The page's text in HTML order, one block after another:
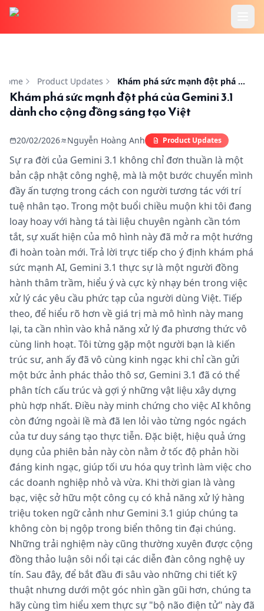
Tính Năng
Cookbook
Bảng Giá
Hướng Dẫn
Blog
Đăng Nhập
Home Product Updates Khám phá sức mạnh đột phá của Gemini 3.1 dành cho cộng đồng sáng tạo Việt
Khám phá sức mạnh đột phá của Gemini 3.1
dành cho cộng đồng sáng tạo Việt
20/02/2026 Nguyễn Hoàng Anh Product Updates
Sự ra đời của Gemini 3.1 không chỉ đơn thuần là một
bản cập nhật công nghệ, mà là một bước chuyển mình
đầy ấn tượng trong cách con người tương tác với trí
tuệ nhân tạo. Trong một buổi chiều muộn khi tôi đang
loay hoay với hàng tá tài liệu chuyên ngành cần tóm
tắt, sự xuất hiện của mô hình này đã mở ra một hướng
đi hoàn toàn mới. Trả lời trực tiếp cho ý định khám phá
sức mạnh AI, Gemini 3.1 thực sự là một người đồng
hành thâm trầm, hiểu ý và cực kỳ nhạy bén trong việc
xử lý các yêu cầu phức tạp của người dùng Việt. Tiếp
theo, để hiểu rõ hơn về giá trị mà mô hình này mang
lại, ta cần nhìn vào khả năng xử lý đa phương thức vô
cùng linh hoạt. Tôi từng gặp một người bạn là kiến
trúc sư, anh ấy đã vô cùng kinh ngạc khi chỉ cần gửi
một bức ảnh phác thảo thô sơ, Gemini 3.1 đã có thể
phân tích cấu trúc và gợi ý những vật liệu xây dựng
phù hợp nhất. Điều này minh chứng cho việc AI không
còn đứng ngoài lề mà đã len lỏi vào từng ngóc ngách
của tư duy sáng tạo thực tiễn. Đặc biệt, hiệu quả ứng
dụng của phiên bản này còn nằm ở tốc độ phản hồi
đáng kinh ngạc, giúp tối ưu hóa quy trình làm việc cho
các doanh nghiệp nhỏ và vừa. Khi thời gian là vàng
bạc, việc sở hữu một công cụ có khả năng xử lý hàng
triệu token ngữ cảnh như Gemini 3.1 giúp chúng ta
không còn bị ngộp trong biển thông tin đại chúng.
Những trải nghiệm này cũng thường xuyên được cộng
đồng thảo luận sôi nổi tại các diễn đàn công nghệ uy
tín. Sau đây, để bắt đầu đi sâu vào những chi tiết kỹ
thuật nhưng dưới một góc nhìn gần gũi hơn, chúng ta
hãy cùng tìm hiểu xem thực sự "bộ não điện tử" này đã